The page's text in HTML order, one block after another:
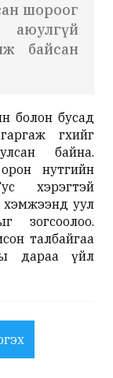
шороог
байсан
болон бусад
өгөхийг
байна.
орон нутгийн
хэрэгтэй
хэмжээнд уул
зогсоолоо.
талбайгаа
дараа үйл